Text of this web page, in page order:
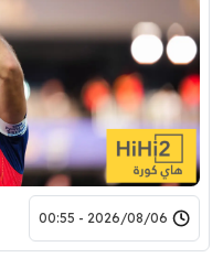
2026/08/06 - 00:55